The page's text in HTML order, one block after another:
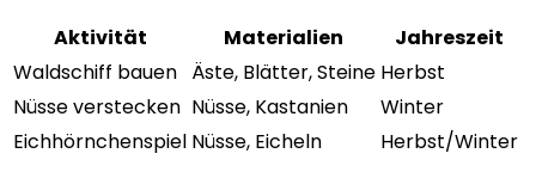
Aktivität
Materialien
Jahreszeit
Waldschiff bauen Äste, Blätter, Steine Herbst
Nüsse verstecken Nüsse, Kastanien
Winter
Eichhörnchenspiel Nüsse, Eicheln
Herbst/Winter